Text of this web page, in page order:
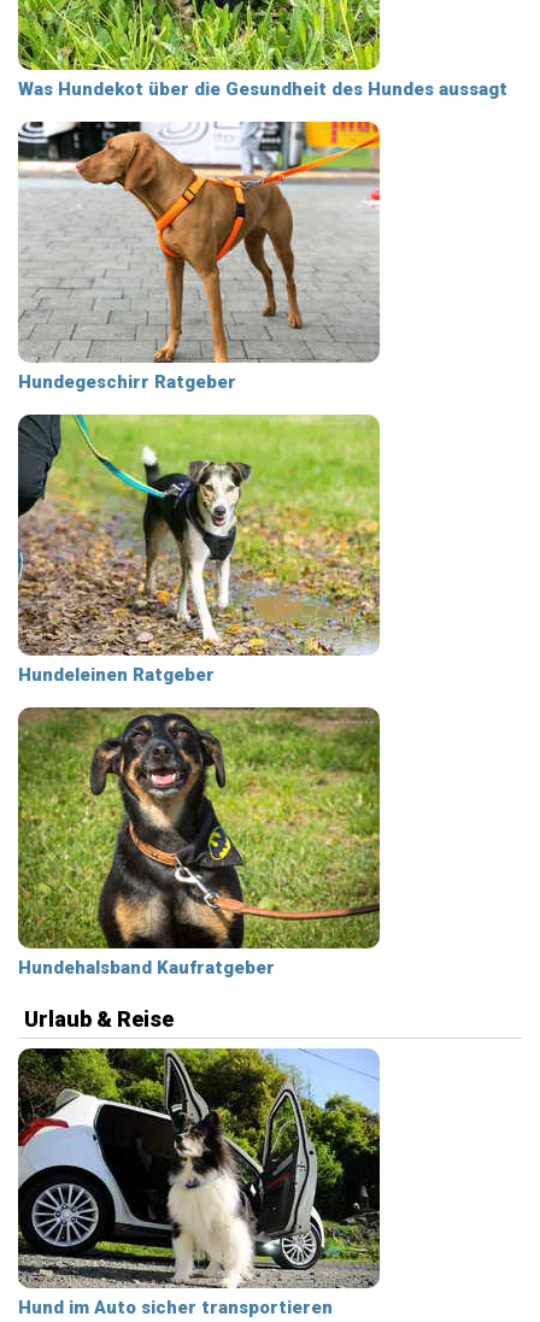
Was Hundekot über die Gesundheit des Hundes aussagt
Hundegeschirr Ratgeber
Hundeleinen Ratgeber
Hundehalsband Kaufratgeber
Urlaub & Reise
Hund im Auto sicher transportieren